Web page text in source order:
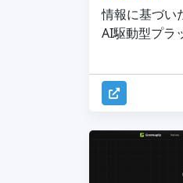
情報に基づい
AI駆動型プラ